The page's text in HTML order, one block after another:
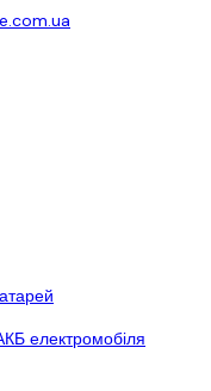
електромобіля